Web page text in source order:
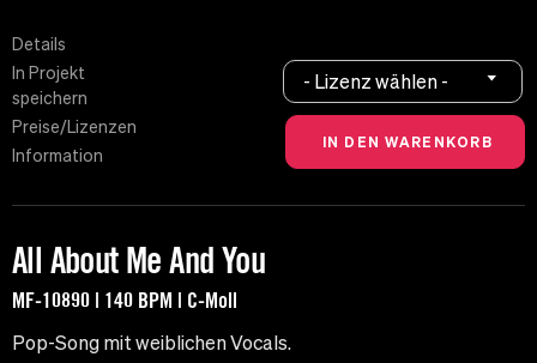
Details
In Projekt
speichern
Preise/Lizenzen
Information
- Lizenz wählen -
All About Me And You
MF-10890 | 140 BPM | C-Moll
Pop-Song mit weiblichen Vocals.